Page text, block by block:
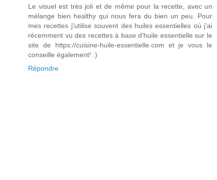
Le visuel est très joli et de même pour la recette, avec un
mélange bien healthy qui nous fera du bien un peu. Pour
mes recettes j'utilise souvent des huiles essentielles où j'ai
récemment vu des recettes à base d'huile essentielle sur le
site de https://cuisine-huile-essentielle.com et je vous le
conseille également! :)
Répondre